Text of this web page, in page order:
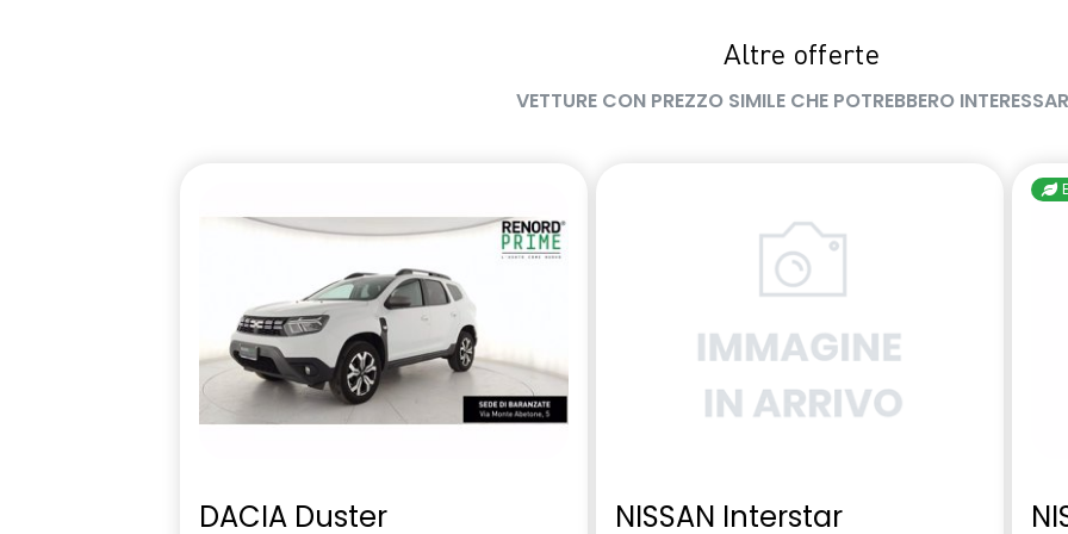
Altre offerte
VETTURE CON PREZZO SIMILE CHE POTREBBERO
DACIA Duster NISSAN Interstar